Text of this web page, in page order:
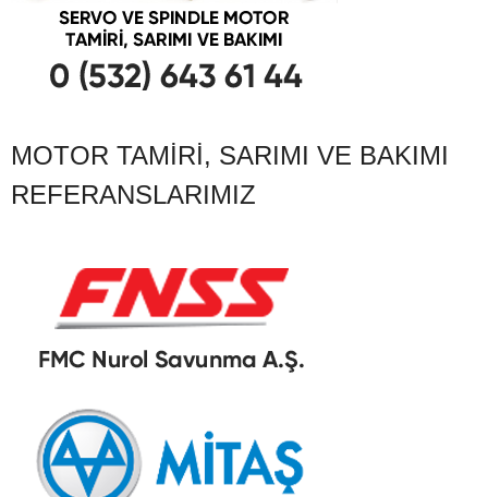
MOTOR TAMIRI, SARIMI VE BAKIMI
REFERANSLARIMIZ